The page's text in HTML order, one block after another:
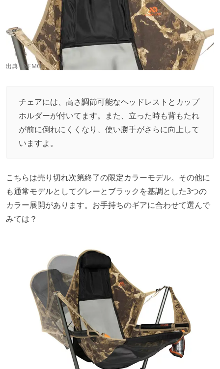
出典： NEMO
チェアには、高さ調節可能なヘッドレストとカップ
ホルダーが付いてます。また、立った時も背もたれ
が前に倒れにくくなり、使い勝手がさらに向上して
いますよ。
こちらは売り切れ次第終了の限定カラーモデル。その他に
も通常モデルとしてグレーとブラックを基調とした3つの
カラー展開があります。お手持ちのギアに合わせて選んで
みては？